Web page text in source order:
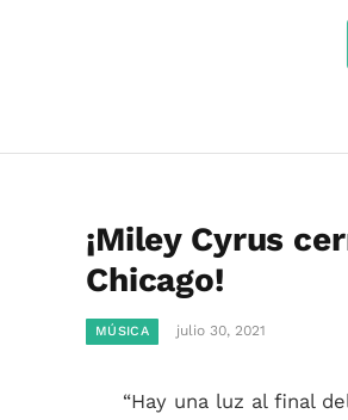
¡Miley Cyrus
Chicago!
MÚSICA julio 30, 2021
“Hay una luz al final